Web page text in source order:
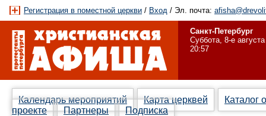
Регистрация в поместной церкви / Вход / Эл. почта:
Санкт-Петербург
Суббота, 8-е августа
20:57
Календарь мероприятий Карта церквей
Каталог
проекте
Партнеры Подписка